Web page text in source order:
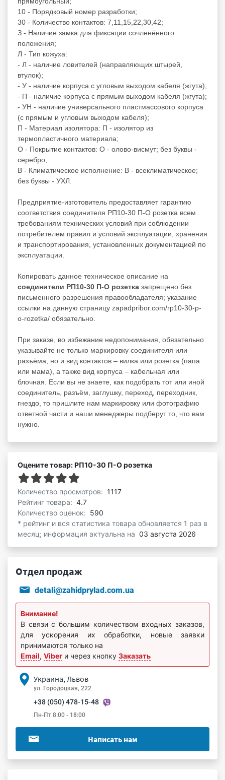
10 - Порядковый номер разработки;
30 - Количество контактов: 7,11,15,22,30,42;
З - Наличие замка для фиксации сочленённого
положения;
Л - Тип кожуха:
- Л - наличие ловителей (направляющих штырей,
втулок);
- У - наличие корпуса с угловым выходом кабеля (жгута);
- П - наличие корпуса с прямым выходом кабеля (жгута);
- УН - наличие универсального пластмассового корпуса
(с прямым и угловым выходом кабеля);
П - Материал изолятора: П - изолятор из
термопластичного материала;
О - Покрытие контактов: О - олово-висмут; без буквы -
серебро;
В - Климатическое исполнение: В - всеклиматическое;
без буквы - УХЛ.
Предприятие-изготовитель предоставляет гарантию
соответствия соединителя РП10-30 П-О розетка всем
требованиям технических условий при соблюдении
потребителем правил и условий эксплуатации, хранения
и транспортирования, установленных документацией по
эксплуатации.
Копировать данное техническое описание на
соединители РП10-30 П-О розетка запрещено без
письменного разрешения правообладателя; указание
ссылки на данную страницу zapadpribor.com/rp10-30-p-
o-rozetka/ обязательно.
При заказе, во избежание недопонимания, обязательно
указывайте не только маркировку соединителя или
разъёма, но и вид контактов – вилка или розетка (папа
или мама), а также вид корпуса – кабельная или
блочная. Если вы не знаете, как подобрать тот или иной
соединитель, разъём, заглушку, переход, переходник,
гнездо, то пришлите нам маркировку или фотографию
ответной части и наши менеджеры подберут то, что вам
нужно.
Оцените товар: РП10-30 П-О розетка
Количество просмотров: 1117
Рейтинг товара: 4.7
Количество оценок: 590
* рейтинг и вся статистика товара обновляется 1 раз в
месяц; информация актуальна на 03 августа 2026
Отдел продаж
detali@zahidprylad.com.ua
Внимание!
В связи с большим количеством входных заказов,
для ускорения их обработки, новые заявки
принимаются только на
Email, Viber и через кнопку Заказать
Украина, Львов
ул. Городоцкая, 222
+38 (050) 478-15-48
Пн-Пт 8:00 - 18:00
Написать нам